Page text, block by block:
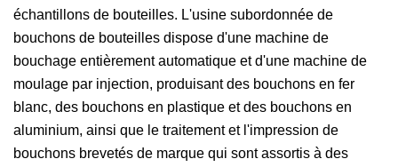
échantillons de bouteilles. L'usine subordonnée de
bouchons de bouteilles dispose d'une machine de
bouchage entièrement automatique et d'une machine de
moulage par injection, produisant des bouchons en fer
blanc, des bouchons en plastique et des bouchons en
aluminium, ainsi que le traitement et l'impression de
bouchons brevetés de marque qui sont assortis à des